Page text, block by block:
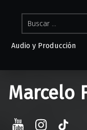
Buscar:
Audio y Producción
Marcelo
YouTube